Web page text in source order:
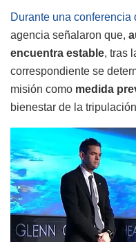
Durante una conferencia
agencia señalaron que,
encuentra estable, tras
correspondiente se
misión como medida
bienestar de la